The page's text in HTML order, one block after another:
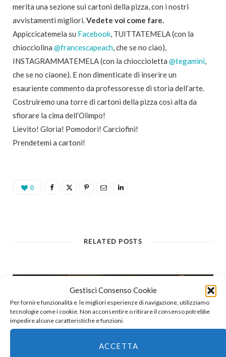
Gestisci Consenso Cookie
Per fornire funzionalità e le migliori esperienze di navigazione, utilizziamo
tecnologie come i cookie. Non acconsentire o ritirare il consenso potrebbe
impedire alcune caratteristiche e funzioni.
ACCETTA
merita una sezione sui cartoni della pizza, con i nostri
avvistamenti migliori.Vedete voi come fare.
Appiccicatemela su Facebook, TUITTATEMELA (con la
chiocciolina @francescapeach, che se no ciao),
INSTAGRAMMATEMELA (con la chioccioletta @tegamini,
che se no ciaone). E non dimenticate di inserire un
esauriente commento da professoresse di storia dell’arte.
Costruiremo una torre di cartoni della pizza così alta da
sfiorare la cima dell’Olimpo!
Lievito! Gloria! Pomodori! Carciofini!
Prendetemi a cartoni!
0
RELATED POSTS